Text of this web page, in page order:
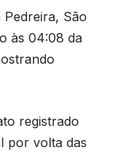
Pedreira, São
às 04:08 da
registrado
por volta das